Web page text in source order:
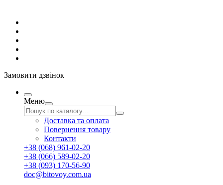
Замовити дзвінок
Меню
Доставка та оплата
Повернення товару
Контакти
+38 (068) 961-02-20
+38 (066) 589-02-20
+38 (093) 170-56-90
doc@bitovoy.com.ua